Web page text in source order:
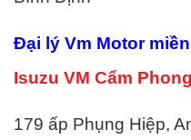
Đại lý Vm Motor
Isuzu VM Cẩm Phong
179 ấp Phụng Hiệp,